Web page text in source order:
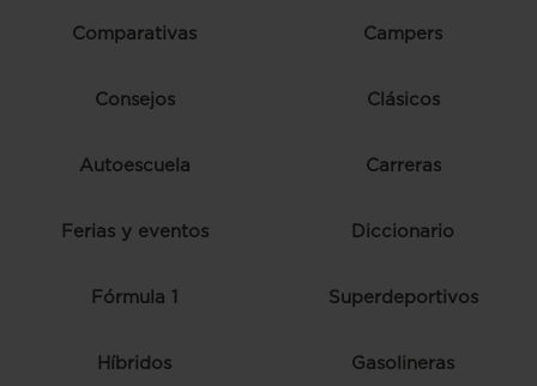
Comparativas Campers
Consejos Clásicos
Autoescuela Carreras
Ferias y eventos Diccionario
Fórmula 1 Superdeportivos
Híbridos Gasolineras